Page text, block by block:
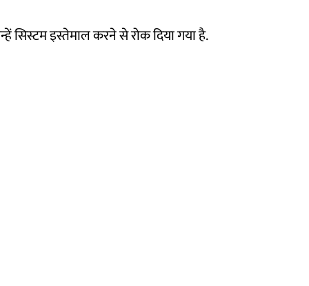
सिस्टम इस्तेमाल करने से रोक दिया गया है.